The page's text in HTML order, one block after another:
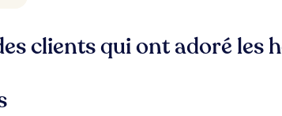
clients qui ont adoré les